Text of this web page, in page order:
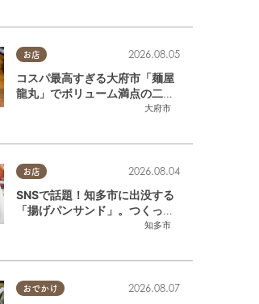
お店
大府市
2026.08.05
コスパ最高すぎる大府市「麺屋
龍丸」でボリューム満点の二郎
系ラーメンを堪能してきた
お店
知多市
2026.08.04
SNSで話題！知多市に出没する
「揚げパンサンド」。つくって
いるのはお祭りお兄さん!?【ち
おでかけ 2026.08.07